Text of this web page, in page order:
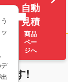
自動
見積
商品
ペー
ジへ
商品登録
スタッフB
丁寧
です!